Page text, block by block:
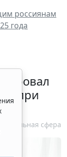
россиянам
года
при
Социальная сфера